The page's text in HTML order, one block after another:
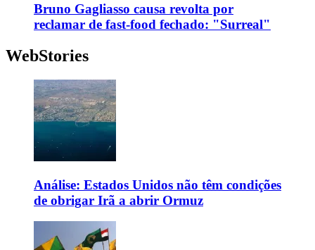
Bruno Gagliasso causa revolta por
reclamar de fast-food fechado: "Surreal"
WebStories
Análise: Estados Unidos não têm condições
de obrigar Irã a abrir Ormuz